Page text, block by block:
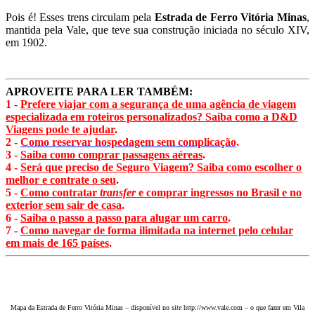
Pois é! Esses trens circulam pela Estrada de Ferro Vitória Minas,
mantida pela Vale, que teve sua construção iniciada no século XIV,
em 1902.
APROVEITE PARA LER TAMBÉM:
1 - Prefere viajar com a segurança de uma agência de viagem
especializada em roteiros personalizados? Saiba como a D&D
Viagens pode te ajudar.
2 - Como reservar hospedagem sem complicação.
3 - Saiba como comprar passagens aéreas.
4 - Será que preciso de Seguro Viagem? Saiba como escolher o
melhor e contrate o seu.
5 - Como contratar transfere comprar ingressos no Brasil e no
exterior sem sair de casa.
6 - Saiba o passo a passo para alugar um carro.
7 - Como navegar de forma ilimitada na internet pelo celular
em mais de 165 países.
Mapa da Estrada de Ferro Vitória Minas – disponível no sitehttp://www.vale.com – o que fazer em Vila